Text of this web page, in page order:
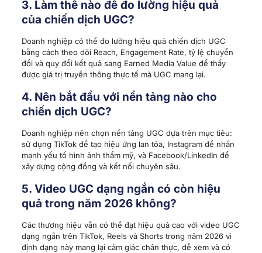
3. Làm thế nào để đo lường hiệu quả
của chiến dịch UGC?
Doanh nghiệp có thể đo lường hiệu quả chiến dịch UGC
bằng cách theo dõi Reach, Engagement Rate, tỷ lệ chuyển
đổi và quy đổi kết quả sang Earned Media Value để thấy
được giá trị truyền thông thực tế mà UGC mang lại.
4. Nên bắt đầu với nền tảng nào cho
chiến dịch UGC?
Doanh nghiệp nên chọn nền tảng UGC dựa trên mục tiêu:
sử dụng TikTok để tạo hiệu ứng lan tỏa, Instagram để nhấn
mạnh yếu tố hình ảnh thẩm mỹ, và Facebook/LinkedIn để
xây dựng cộng đồng và kết nối chuyên sâu.
5. Video UGC dạng ngắn có còn hiệu
quả trong năm 2026 không?
Các thương hiệu vẫn có thể đạt hiệu quả cao với video UGC
dạng ngắn trên TikTok, Reels và Shorts trong năm 2026 vì
định dạng này mang lại cảm giác chân thực, dễ xem và có